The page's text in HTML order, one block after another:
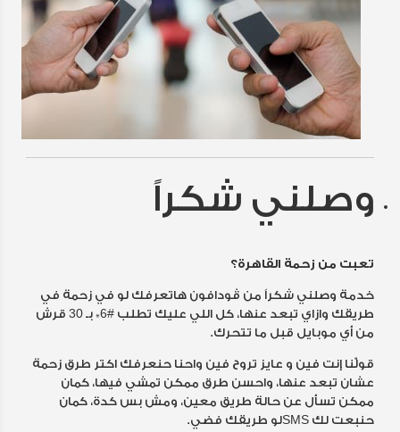
وصلني شكراً
تعبت من زحمة القاهرة؟
خدمة وصلني شكراً من ڤودافون هاتعرفك لو في زحمة في
طريقك وازاي تبعد عنها، كل اللي عليك تطلب #6* بـ 30 قرش
من أي موبايل قبل ما تتحرك.
قولّنا إنت فين و عايز تروح فين واحنا حنعرفك اكتر طرق زحمة
عشان تبعد عنها، واحسن طرق ممكن تمشي فيها، كمان
ممكن تسأل عن حالة طريق معين، ومش بس كدة، كمان
حنبعت لك SMSلو طريقك فضي.